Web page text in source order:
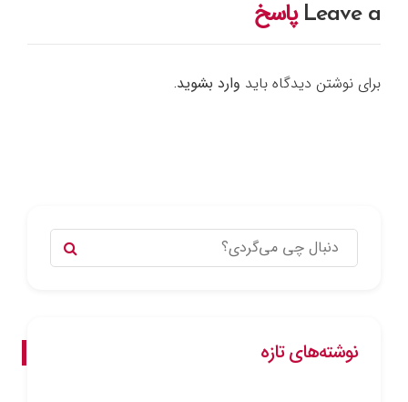
Leave a پاسخ
برای نوشتن دیدگاه باید وارد بشوید.
نوشته‌های تازه